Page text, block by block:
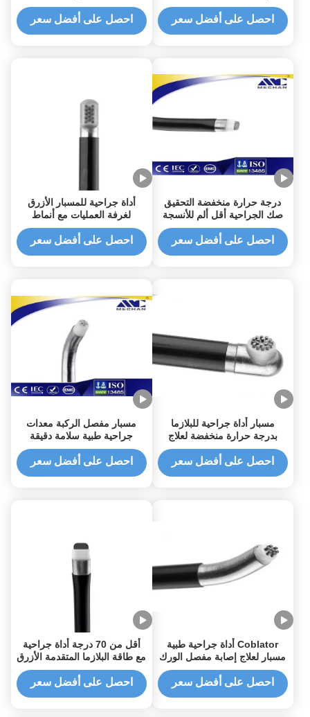
الضغط الضغط
احصل على أفضل سعر احصل على أفضل سعر
درجة حرارة منخفضة التحقيق
صك الجراحية أقل ألم للأنسجة
الرخوة
احصل على أفضل سعر
أداة جراحية للمسبار الأزرق
لغرفة العمليات مع أنماط
ABLATION/PLACOAG
احصل على أفضل سعر
مسبار أداة جراحية للبلازما
بدرجة حرارة منخفضة لعلاج
إصابة مفصل الورك
احصل على أفضل سعر
مسبار مفصل الركبة معدات
جراحية طبية سلامة دقيقة
احصل على أفضل سعر
Coblator أداة جراحية طبية
مسبار لعلاج إصابة مفصل الورك
في الركبة
احصل على أفضل سعر
أقل من 70 درجة أداة جراحية
مع طاقة البلازما المتقدمة الأزرق
لعملية تنظير مفاصل الركبة
احصل على أفضل سعر